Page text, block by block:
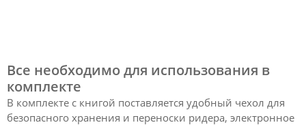
Все необходимо для использования в
комплекте
В комплекте с книгой поставляется удобный чехол для
безопасного хранения и переноски ридера, электронное